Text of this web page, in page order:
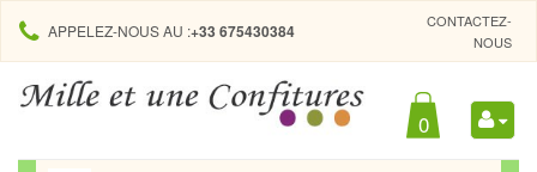
CONTACTEZ-
NOUS
APPELEZ-NOUS AU :+33 675430384
0